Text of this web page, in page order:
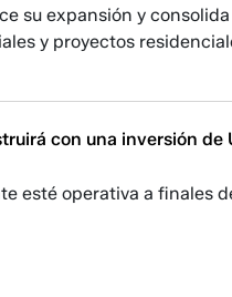
su expansión y
y proyectos
con una inversión de
esté operativa a finales